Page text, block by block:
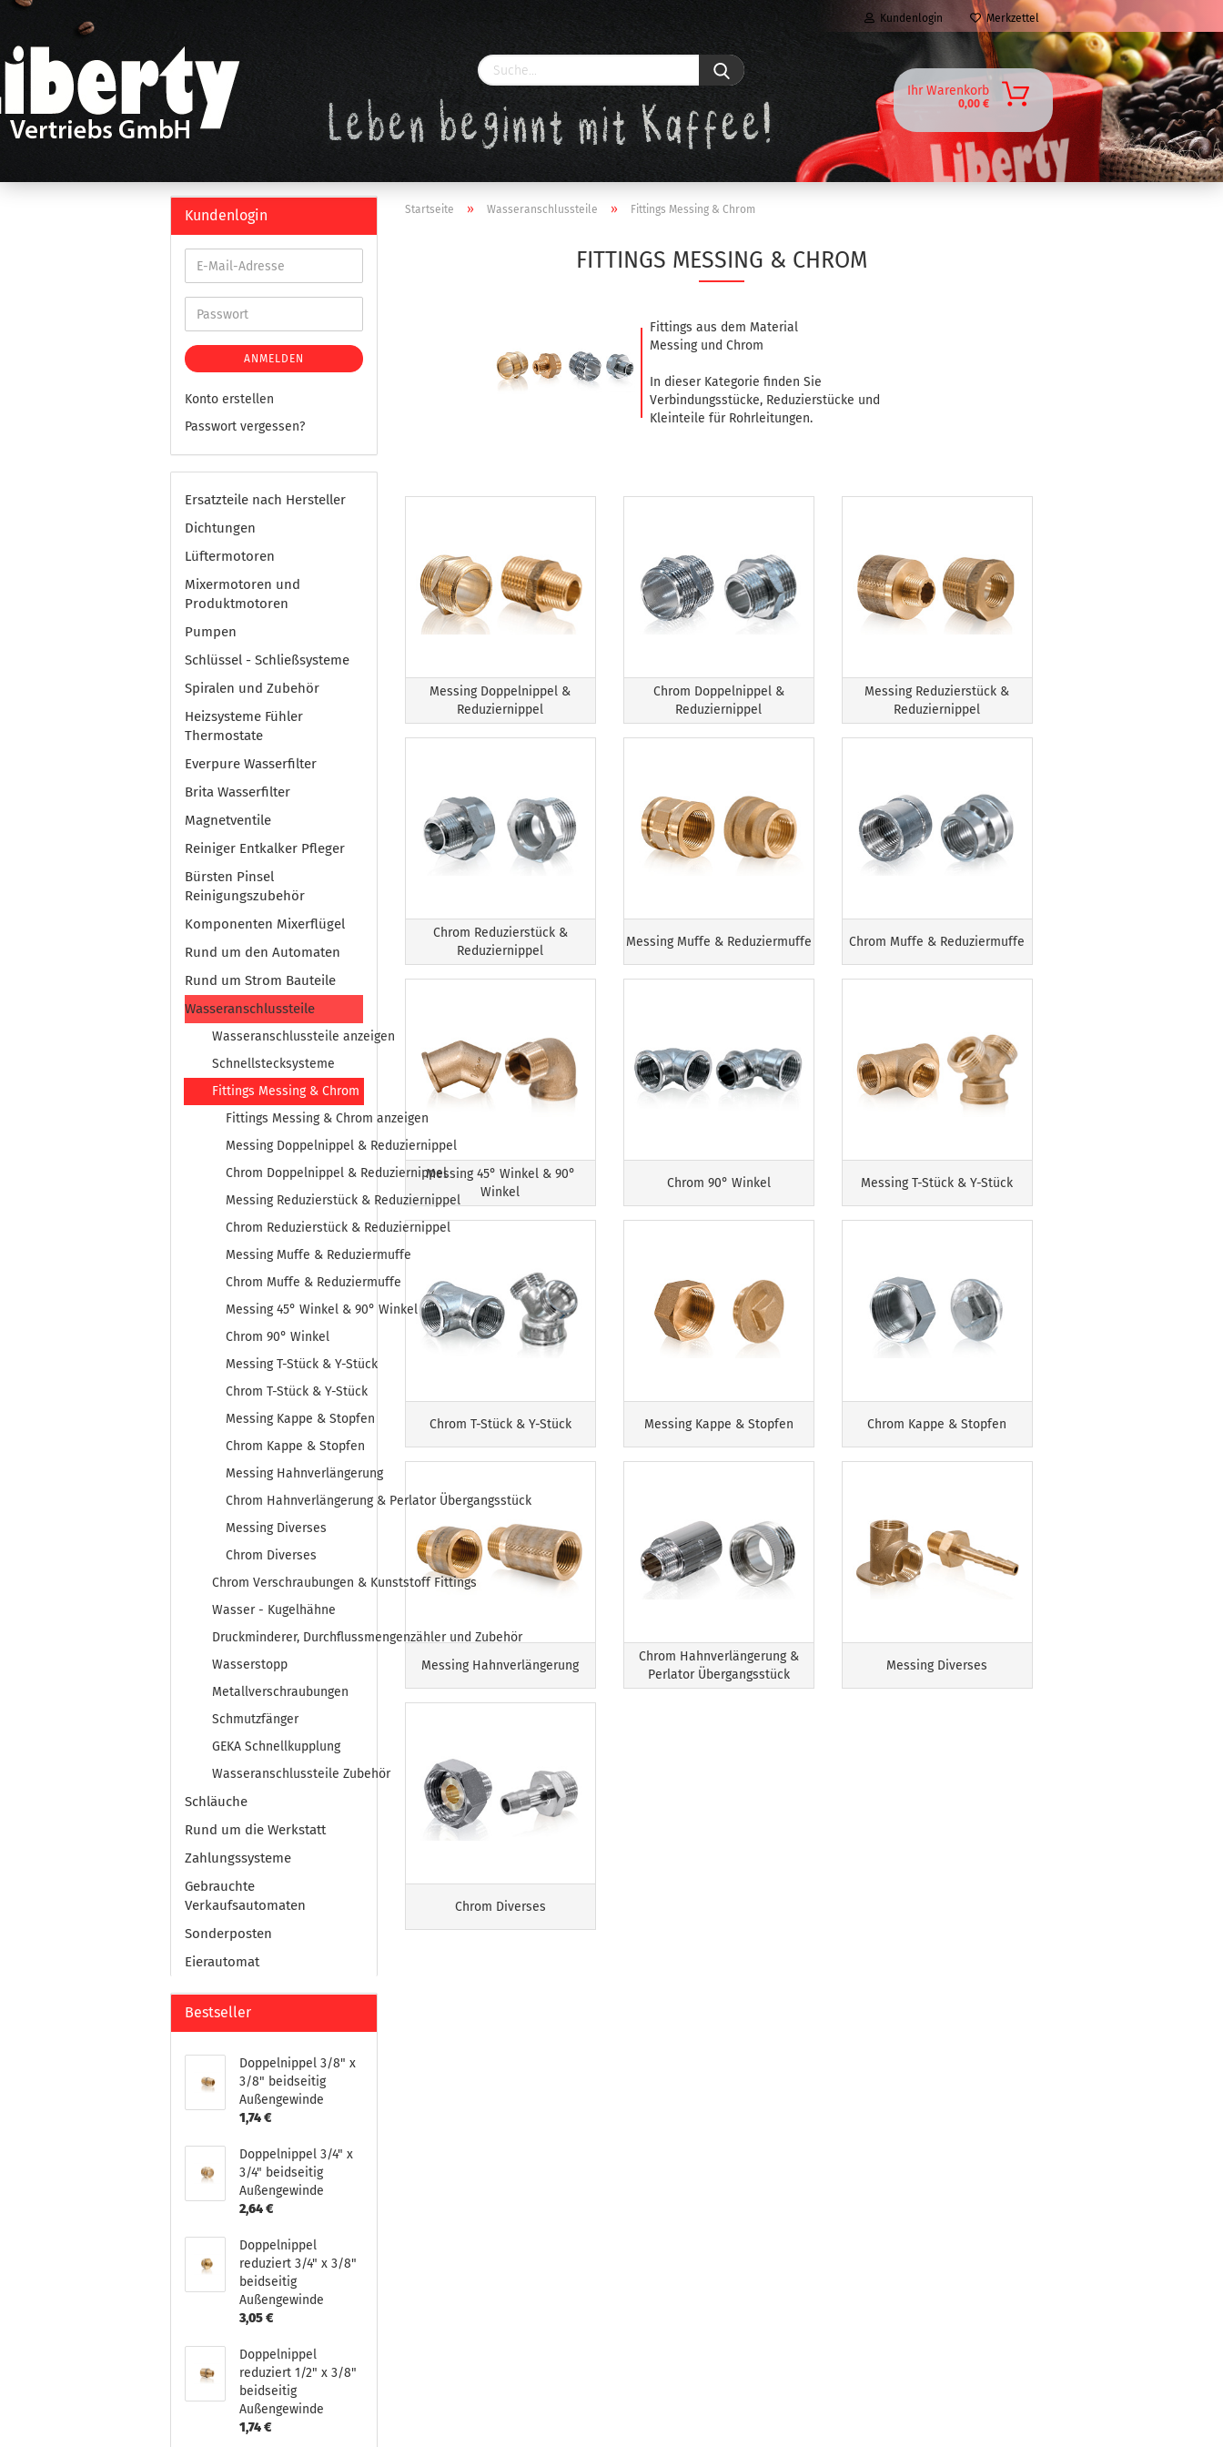
Kundenlogin
Konto erstellen
Merkzettel
Ihr Warenkorb
0,00 €
Startseite » Wasseranschlussteile » Fittings Messing & Chrom
FITTINGS MESSING & CHROM
Fittings aus dem Material
Messing und Chrom
In dieser Kategorie finden Sie
Verbindungsstücke, Reduzierstücke und
Kleinteile für Rohrleitungen.
Messing Doppelnippel &
Reduziernippel
Chrom Doppelnippel &
Reduziernippel
Messing Reduzierstück &
Reduziernippel
Chrom Reduzierstück &
Reduziernippel
Messing Muffe & Reduziermuffe Chrom Muffe & Reduziermuffe
Messing 45° Winkel & 90°
Winkel
Chrom 90° Winkel Messing T-Stück & Y-Stück
Chrom T-Stück & Y-Stück Messing Kappe & Stopfen Chrom Kappe & Stopfen
Messing Hahnverlängerung
Chrom Hahnverlängerung &
Perlator Übergangsstück
Messing Diverses
Chrom Diverses
Kundenlogin
ANMELDEN
Konto erstellen
Passwort vergessen?
Ersatzteile nach Hersteller
Dichtungen
Lüftermotoren
Mixermotoren und
Produktmotoren
Pumpen
Schlüssel - Schließsysteme
Spiralen und Zubehör
Heizsysteme Fühler
Thermostate
Everpure Wasserfilter
Brita Wasserfilter
Magnetventile
Reiniger Entkalker Pfleger
Bürsten Pinsel
Reinigungszubehör
Komponenten Mixerflügel
Rund um den Automaten
Rund um Strom Bauteile
Wasseranschlussteile
Wasseranschlussteile anzeigen
Schnellstecksysteme
Fittings Messing & Chrom
Fittings Messing & Chrom anzeigen
Messing Doppelnippel & Reduziernippel
Chrom Doppelnippel & Reduziernippel
Messing Reduzierstück & Reduziernippel
Chrom Reduzierstück & Reduziernippel
Messing Muffe & Reduziermuffe
Chrom Muffe & Reduziermuffe
Messing 45° Winkel & 90° Winkel
Chrom 90° Winkel
Messing T-Stück & Y-Stück
Chrom T-Stück & Y-Stück
Messing Kappe & Stopfen
Chrom Kappe & Stopfen
Messing Hahnverlängerung
Chrom Hahnverlängerung & Perlator Übergangsstück
Messing Diverses
Chrom Diverses
Chrom Verschraubungen & Kunststoff Fittings
Wasser - Kugelhähne
Druckminderer, Durchflussmengenzähler und Zubehör
Wasserstopp
Metallverschraubungen
Schmutzfänger
GEKA Schnellkupplung
Wasseranschlussteile Zubehör
Schläuche
Rund um die Werkstatt
Zahlungssysteme
Gebrauchte
Verkaufsautomaten
Sonderposten
Eierautomat
Bestseller
Doppelnippel 3/8" x
3/8" beidseitig
Außengewinde
1,74 €
Doppelnippel 3/4" x
3/4" beidseitig
Außengewinde
2,64 €
Doppelnippel
reduziert 3/4" x 3/8"
beidseitig
Außengewinde
3,05 €
Doppelnippel
reduziert 1/2" x 3/8"
beidseitig
Außengewinde
1,74 €